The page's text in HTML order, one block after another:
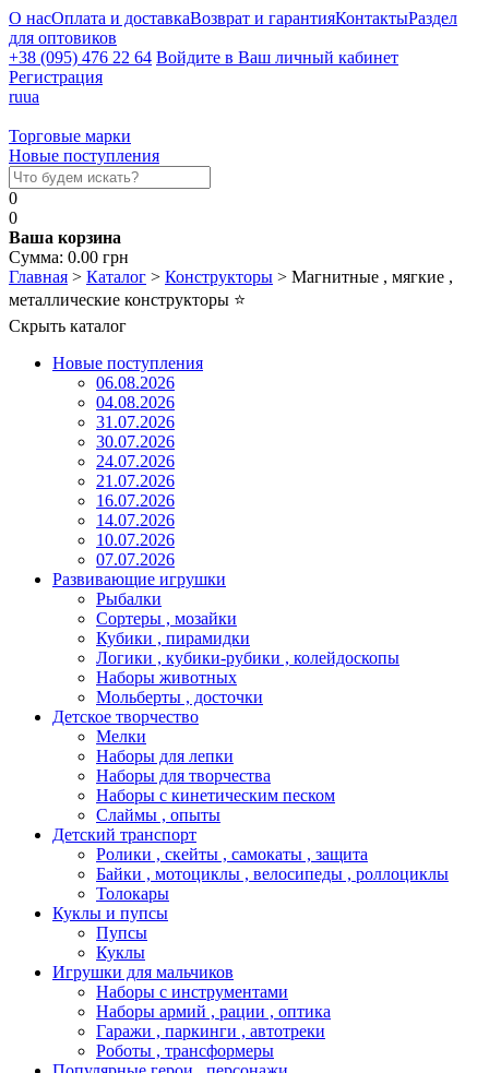
О насОплата и доставкаВозврат и гарантияКонтактыРаздел
для оптовиков
+38 (095) 476 22 64 Войдите в Ваш личный кабинет
Регистрация
ruua
Торговые марки
Новые поступления
0
0
Ваша корзина
Сумма: 0.00 грн
Главная > Каталог > Конструкторы > Магнитные , мягкие ,
металлические конструкторы ⭐
Скрыть каталог
Новые поступления
06.08.2026
04.08.2026
31.07.2026
30.07.2026
24.07.2026
21.07.2026
16.07.2026
14.07.2026
10.07.2026
07.07.2026
Развивающие игрушки
Рыбалки
Сортеры , мозайки
Кубики , пирамидки
Логики , кубики-рубики , колейдоскопы
Наборы животных
Мольберты , досточки
Детское творчество
Мелки
Наборы для лепки
Наборы для творчества
Наборы с кинетическим песком
Слаймы , опыты
Детский транспорт
Ролики , скейты , самокаты , защита
Байки , мотоциклы , велосипеды , роллоциклы
Толокары
Куклы и пупсы
Пупсы
Куклы
Игрушки для мальчиков
Наборы с инструментами
Наборы армий , рации , оптика
Гаражи , паркинги , автотреки
Роботы , трансформеры